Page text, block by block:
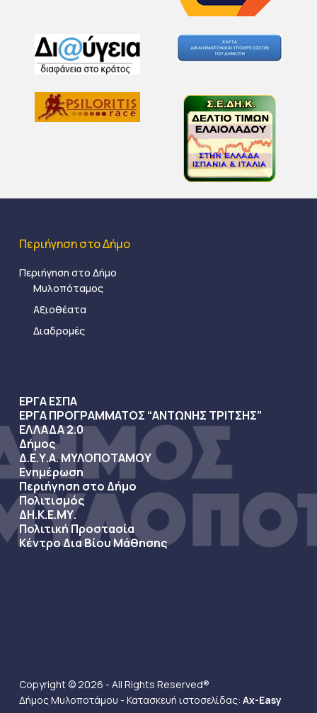
Περιήγηση στο Δήμο
Περιήγηση στο Δήμο
Μυλοπόταμος
Αξιοθέατα
Διαδρομές
ΕΡΓΑ ΕΣΠΑ
ΕΡΓΑ ΠΡΟΓΡΑΜΜΑΤΟΣ “ΑΝΤΩΝΗΣ ΤΡΙΤΣΗΣ”
ΕΛΛΑΔΑ 2.0
Δήμος
Δ.Ε.Υ.Α. ΜΥΛΟΠΟΤΑΜΟΥ
Ενημέρωση
Περιήγηση στο Δήμο
Πολιτισμός
ΔΗ.Κ.Ε.ΜΥ.
Πολιτική Προστασία
Κέντρο Δια Βίου Μάθησης
Copyright © 2026 - All Rights Reserved®
Δήμος Μυλοποτάμου - Κατασκευή ιστοσελίδας: Ax-Easy